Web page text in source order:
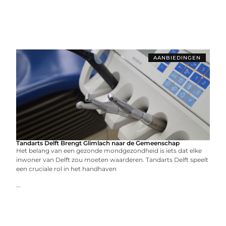
AANBIEDINGEN
Tandarts Delft Brengt Glimlach naar de Gemeenschap
Het belang van een gezonde mondgezondheid is iets dat elke
inwoner van Delft zou moeten waarderen. Tandarts Delft speelt
een cruciale rol in het handhaven
...